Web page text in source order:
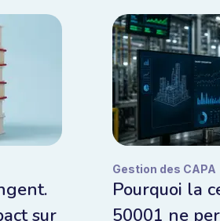
sur
Gestion des CAPA
Pourquoi la
50001 ne